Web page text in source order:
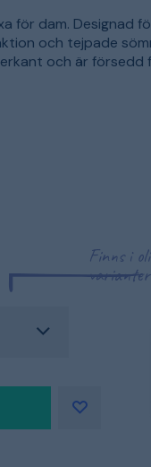
för dam. Designad
och tejpade
och är försedd
Finns i
varianter